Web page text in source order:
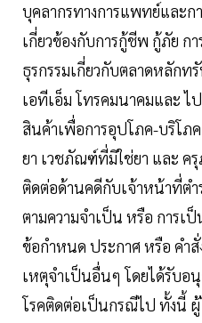
บุคลากรทางการแพทย์และ
เกี่ยวข้องกับการกู้ชีพ กู้ภัย ก
ธุรกรรมเกี่ยวกับตลาดหลักท
เอทีเอ็ม โทรคมนาคมและ ไ
สินค้าเพื่อการอุปโภค-บริโภ
ยา เวชภัณฑ์ที่มิใช่ยา และ ค
ติดต่อด้านคดีกับเจ้าหน้าที่ตํา
ตามความจําเป็น หรือ การเ
ข้อกําหนด ประกาศ หรือ คําสั่
เหตุจําเป็นอื่นๆ โดยได้รับอ
โรคติดต่อเป็นกรณีไป ทั้งนี้